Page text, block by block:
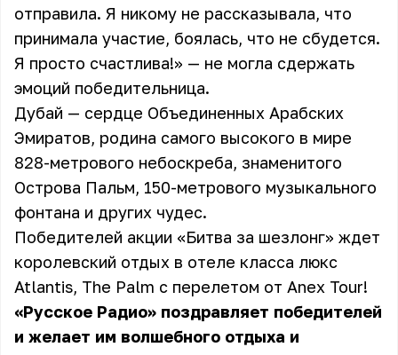
отправила. Я никому не рассказывала, что
принимала участие, боялась, что не сбудется.
Я просто счастлива!» — не могла сдержать
эмоций победительница.
Дубай — сердце Объединенных Арабских
Эмиратов, родина самого высокого в мире
828-метрового небоскреба, знаменитого
Острова Пальм, 150-метрового музыкального
фонтана и других чудес.
Победителей акции «Битва за шезлонг» ждет
королевский отдых в отеле класса люкс
Atlantis, The Palm с перелетом от Anex Tour!
«Русское Радио» поздравляет победителей
и желает им волшебного отдыха и